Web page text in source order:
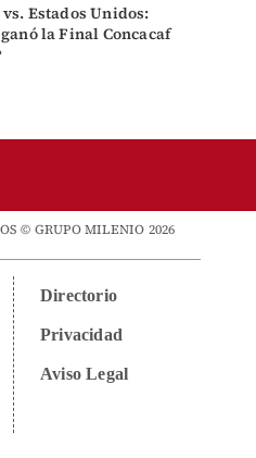
Estados Unidos:
la Final Concacaf
© GRUPO MILENIO 2026
Directorio
Privacidad
Aviso Legal